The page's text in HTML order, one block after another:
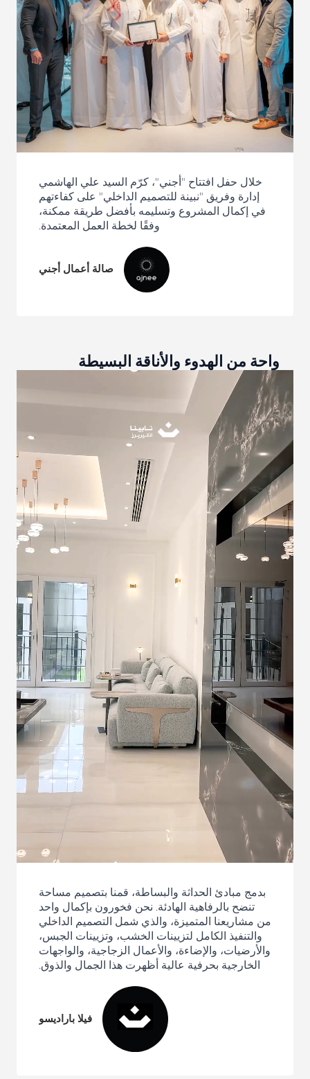
خلال حفل افتتاح "أجني"، كرّم السيد علي الهاشمي
إدارة وفريق "نبينة للتصميم الداخلي" على كفاءتهم
في إكمال المشروع وتسليمه بأفضل طريقة ممكنة،
وفقًا لخطة العمل المعتمدة.
صالة أعمال أجني
واحة من الهدوء والأناقة البسيطة
بدمج مبادئ الحداثة والبساطة، قمنا بتصميم مساحة
تنضح بالرفاهية الهادئة. نحن فخورون بإكمال واحد
من مشاريعنا المتميزة، والذي شمل التصميم الداخلي
والتنفيذ الكامل لتزيينات الخشب، وتزيينات الجبس،
والأرضيات، والإضاءة، والأعمال الزجاجية، والواجهات
الخارجية بحرفية عالية أظهرت هذا الجمال والذوق.
فيلا باراديسو